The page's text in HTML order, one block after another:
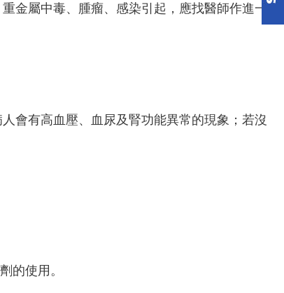
金屬中毒、腫瘤、感染引起，應找醫師作進一
會有高血壓、血尿及腎功能異常的現象；若沒
的使用。